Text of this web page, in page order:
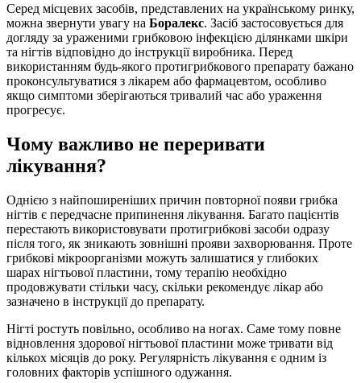
Серед місцевих засобів, представлених на українському ринку,
можна звернути увагу на Боралекс. Засіб застосовується для
догляду за ураженими грибковою інфекцією ділянками шкіри
та нігтів відповідно до інструкції виробника. Перед
використанням будь-якого протигрибкового препарату бажано
проконсультуватися з лікарем або фармацевтом, особливо
якщо симптоми зберігаються тривалий час або ураження
прогресує.
Чому важливо не переривати
лікування?
Однією з найпоширеніших причин повторної появи грибка
нігтів є передчасне припинення лікування. Багато пацієнтів
перестають використовувати протигрибкові засоби одразу
після того, як зникають зовнішні прояви захворювання. Проте
грибкові мікроорганізми можуть залишатися у глибоких
шарах нігтьової пластини, тому терапію необхідно
продовжувати стільки часу, скільки рекомендує лікар або
зазначено в інструкції до препарату.
Нігті ростуть повільно, особливо на ногах. Саме тому повне
відновлення здорової нігтьової пластини може тривати від
кількох місяців до року. Регулярність лікування є одним із
головних факторів успішного одужання.